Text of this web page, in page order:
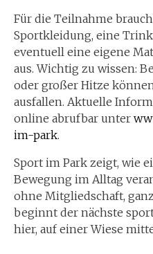
Für die Teilnahme
Sportkleidung, eine
eventuell eine eigene
aus. Wichtig zu wissen:
oder großer Hitze
ausfallen. Aktuelle
online abrufbar unter
im-park.
Sport im Park zeigt, wie
Bewegung im Alltag
ohne Mitgliedschaft,
beginnt der nächste
hier, auf einer Wiese